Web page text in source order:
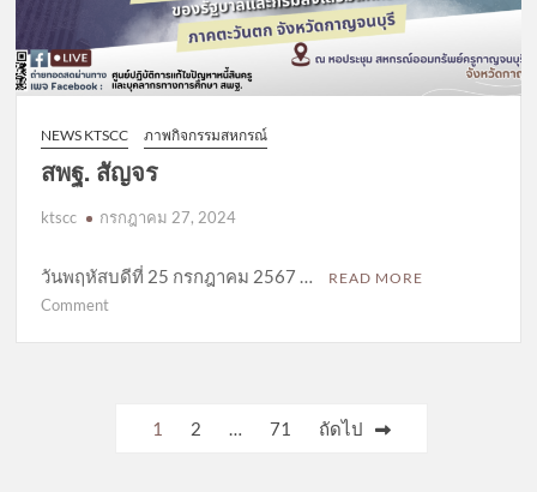
NEWS KTSCC ภาพกิจกรรมสหกรณ์
สพฐ. สัญจร
ktscc กรกฎาคม 27, 2024
วันพฤหัสบดีที่ 25 กรกฎาคม 2567 … READ MORE
Commenton
1 2 … 71 ถัดไป